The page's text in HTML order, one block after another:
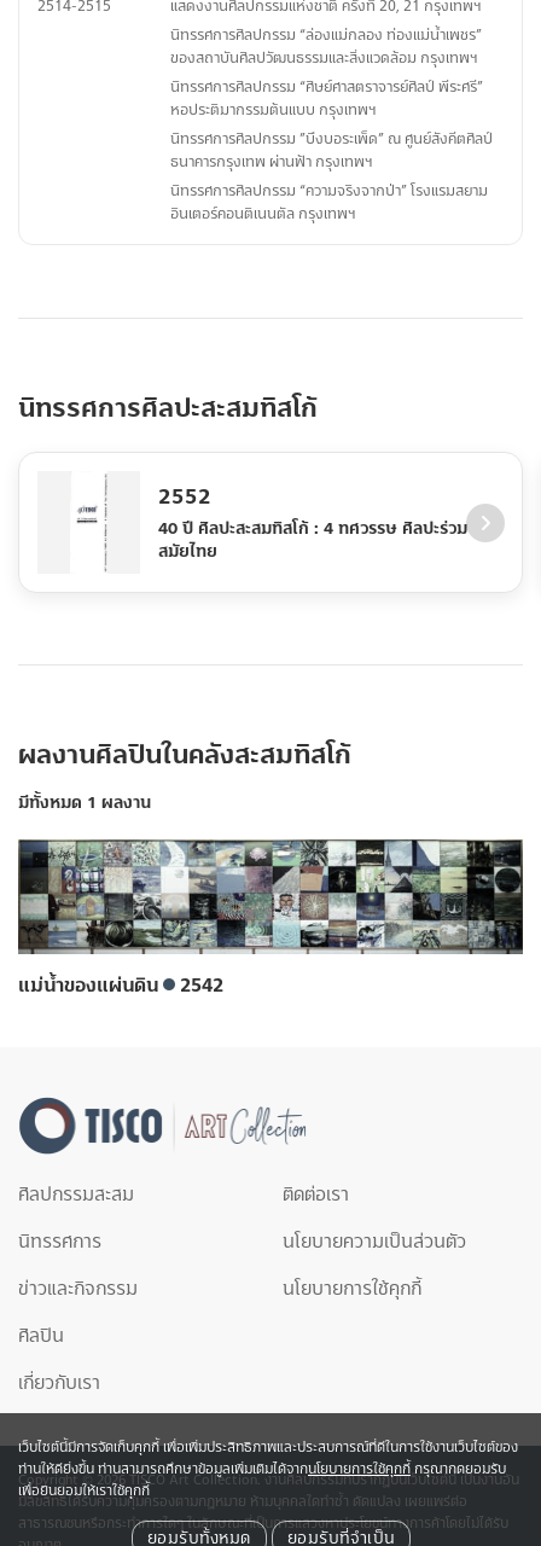
2514-2515
แสดงงานศิลปกรรมแห่งชาติ ครั้งที่ 20, 21 กรุงเทพฯ
นิทรรศการศิลปกรรม “ล่องแม่กลอง ท่องแม่น้ำเพชร”
ของสถาบันศิลปวัฒนธรรมและสิ่งแวดล้อม กรุงเทพฯ
นิทรรศการศิลปกรรม “ศิษย์ศาสตราจารย์ศิลป์ พีระศรี”
หอประติมากรรมต้นแบบ กรุงเทพฯ
นิทรรศการศิลปกรรม ”บึงบอระเพ็ด” ณ ศูนย์สังคีตศิลป์
ธนาคารกรุงเทพ ผ่านฟ้า กรุงเทพฯ
นิทรรศการศิลปกรรม “ความจริงจากป่า” โรงแรมสยาม
อินเตอร์คอนติเนนตัล กรุงเทพฯ
นิทรรศการศิลปะสะสมทิสโก้
2552
40 ปี ศิลปะสะสมทิสโก้ : 4 ทศวรรษ ศิลปะร่วม
สมัยไทย
ผลงานศิลปินในคลังสะสมทิสโก้
มีทั้งหมด 1 ผลงาน
แม่น้ำของแผ่นดิน 2542
ศิลปกรรมสะสม
นิทรรศการ
ข่าวและกิจกรรม
ศิลปิน
เกี่ยวกับเรา
ติดต่อเรา
นโยบายความเป็นส่วนตัว
นโยบายการใช้คุกกี้
Copyright © 2026 TISCO Art Collection. งานศิลปกรรมที่ปรากฎบนเว็บไซต์นี้ เป็นงานอัน
มีลิขสิทธิ์ได้รับความคุ้มครองตามกฎหมาย ห้ามบุคคลใดทำซ้ำ ดัดแปลง เผยแพร่ต่อ
สาธารณชนหรือกระทำการใดๆ ในลักษณะที่เป็นการแสวงหาประโยชน์ทางการค้าโดยไม่ได้รับ
เว็บไซต์นี้มีการจัดเก็บคุกกี้ เพื่อเพิ่มประสิทธิภาพและประสบการณ์ที่ดีในการใช้งานเว็บไซต์ของ
ท่านให้ดียิ่งขึ้น ท่านสามารถศึกษาข้อมูลเพิ่มเติมได้จากนโยบายการใช้คุกกี้ กรุณากดยอมรับ
เพื่อยินยอมให้เราใช้คุกกี้
ยอมรับทั้งหมด ยอมรับที่จำเป็น